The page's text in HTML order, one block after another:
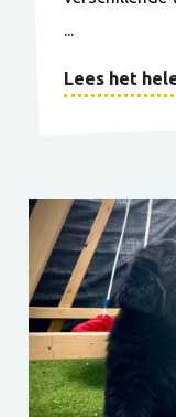
...
Lees het